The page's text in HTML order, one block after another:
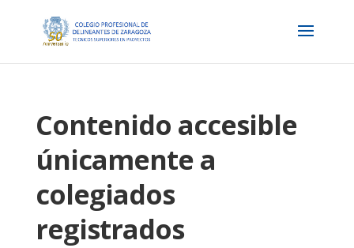
Contenido accesible
únicamente a
colegiados
registrados